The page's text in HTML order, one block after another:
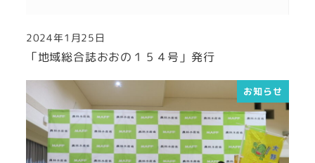
「地域総合誌おおの１５４号」発行
投稿日
2024年1月25日
お知らせ